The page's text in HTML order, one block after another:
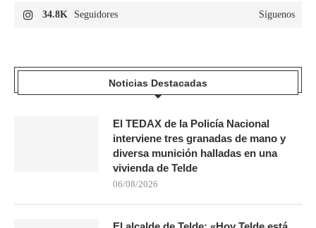
34.8K Seguidores Síguenos
Noticias Destacadas
El TEDAX de la Policía Nacional
interviene tres granadas de mano y
diversa munición halladas en una
vivienda de Telde
06/08/2026